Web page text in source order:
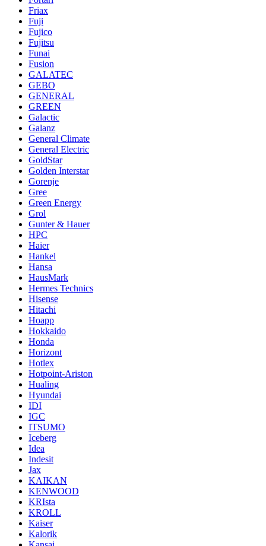
Friax
Fuji
Fujico
Fujitsu
Funai
Fusion
GALATEC
GEBO
GENERAL
GREEN
Galactic
Galanz
General Climate
General Electric
GoldStar
Golden Interstar
Gorenje
Gree
Green Energy
Grol
Gunter & Hauer
HPC
Haier
Hankel
Hansa
HausMark
Hermes Technics
Hisense
Hitachi
Hoapp
Hokkaido
Honda
Horizont
Hotlex
Hotpoint-Ariston
Hualing
Hyundai
IDI
IGC
ITSUMO
Iceberg
Idea
Indesit
Jax
KAIKAN
KENWOOD
KRIsta
KROLL
Kaiser
Kalorik